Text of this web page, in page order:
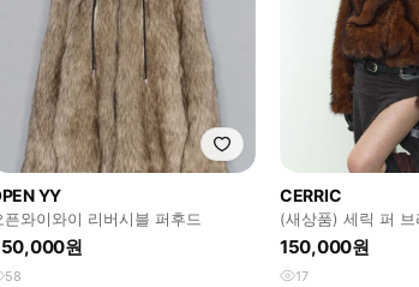
YY
픈와이와이 리버시블 퍼후드
원
58
CERRIC
(새상품) 세릭 퍼 브
150,000원
17